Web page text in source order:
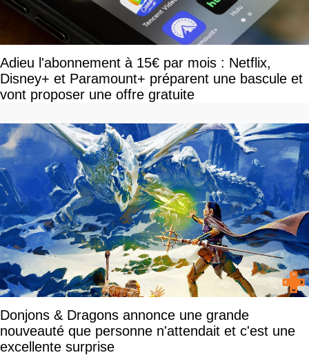
Adieu l'abonnement à 15€ par mois : Netflix,
Disney+ et Paramount+ préparent une bascule et
vont proposer une offre gratuite
Donjons & Dragons annonce une grande
nouveauté que personne n'attendait et c'est une
excellente surprise